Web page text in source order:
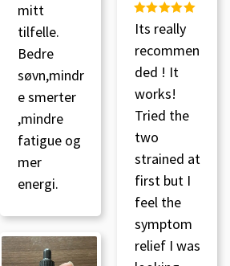
mitt
tilfelle.
Bedre
søvn,mindr
e smerter
,mindre
fatigue og
mer
energi.
Vurdert5
Its really
recommen
ded ! It
works!
Tried the
two
strained at
first but I
feel the
symptom
relief I was